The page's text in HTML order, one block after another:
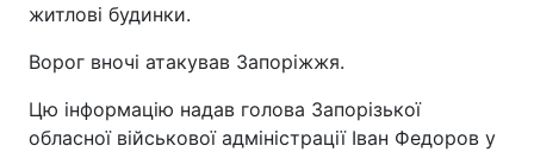
житлові будинки.
Ворог вночі атакував Запоріжжя.
Цю інформацію надав голова Запорізької
обласної військової адміністрації Іван Федоров у